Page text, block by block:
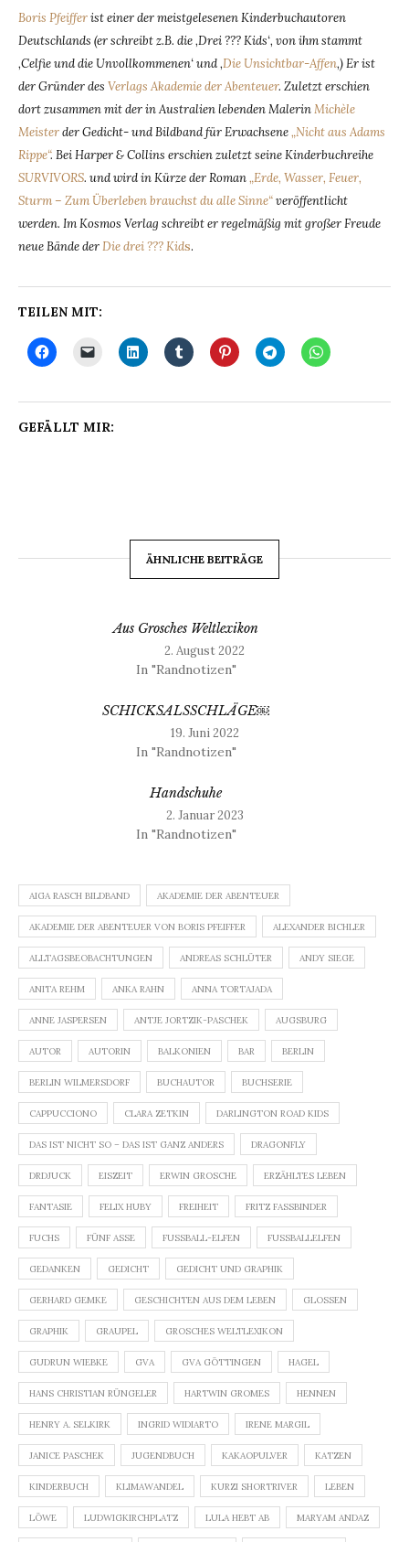
Boris Pfeifferist einer der meistgelesenen Kinderbuchautoren
Deutschlands (er schreibt z.B. die ‚Drei ??? Kids‘, von ihm stammt
‚Celfie und die Unvollkommenen‘ und ‚Die Unsichtbar-Affen‚) Er ist
der Gründer des Verlags Akademie der Abenteuer. Zuletzt erschien
dort zusammen mit der in Australien lebenden MalerinMichèle
Meisterder Gedicht- und Bildband für Erwachsene„Nicht aus Adams
Rippe“. Bei Harper & Collins erschien zuletzt seine Kinderbuchreihe
SURVIVORS. und wird in Kürze der Roman„Erde, Wasser, Feuer,
Sturm – Zum Überleben brauchst du alle Sinne“veröffentlicht
werden. Im Kosmos Verlag schreibt er regelmäßig mit großer Freude
neue Bände derDie drei ??? Kids.
TEILEN MIT:
GEFÄLLT MIR:
ÄHNLICHE BEITRÄGE
Aus Grosches Weltlexikon
2. August 2022
In "Randnotizen"
SCHICKSALSSCHLÄGE￼
19. Juni 2022
In "Randnotizen"
Handschuhe
2. Januar 2023
In "Randnotizen"
AIGA RASCH BILDBAND AKADEMIE DER ABENTEUER
AKADEMIE DER ABENTEUER VON BORIS PFEIFFER ALEXANDER BICHLER
ALLTAGSBEOBACHTUNGEN ANDREAS SCHLÜTER ANDY SIEGE
ANITA REHM ANKA RAHN ANNA TORTAJADA
ANNE JASPERSEN ANTJE JORTZIK-PASCHEK AUGSBURG
AUTOR AUTORIN BALKONIEN BAR BERLIN
BERLIN WILMERSDORF BUCHAUTOR BUCHSERIE
CAPPUCCIONO CLARA ZETKIN DARLINGTON ROAD KIDS
DAS IST NICHT SO – DAS IST GANZ ANDERS DRAGONFLY
DRDJUCK EISZEIT ERWIN GROSCHE ERZÄHLTES LEBEN
FANTASIE FELIX HUBY FREIHEIT FRITZ FASSBINDER
FUCHS FÜNF ASSE FUSSBALL-ELFEN FUSSBALLELFEN
GEDANKEN GEDICHT GEDICHT UND GRAPHIK
GERHARD GEMKE GESCHICHTEN AUS DEM LEBEN GLOSSEN
GRAPHIK GRAUPEL GROSCHES WELTLEXIKON
GUDRUN WIEBKE GVA GVA GÖTTINGEN HAGEL
HANS CHRISTIAN RÜNGELER HARTWIN GROMES HENNEN
HENRY A. SELKIRK INGRID WIDIARTO IRENE MARGIL
JANICE PASCHEK JUGENDBUCH KAKAOPULVER KATZEN
KINDERBUCH KLIMAWANDEL KURZI SHORTRIVER LEBEN
LÖWE LUDWIGKIRCHPLATZ LULA HEBT AB MARYAM ANDAZ